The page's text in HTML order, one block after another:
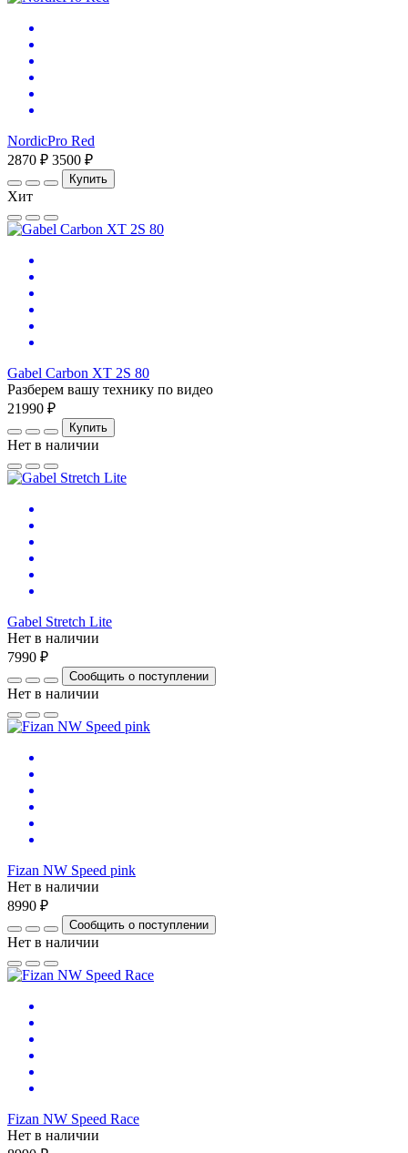
NordicPro Red
2870 ₽ 3500 ₽
Купить
Хит
Gabel Carbon XT 2S 80
Разберем вашу технику по видео
21990 ₽
Купить
Нет в наличии
Gabel Stretch Lite
Нет в наличии
7990 ₽
Сообщить о поступлении
Нет в наличии
Fizan NW Speed pink
Нет в наличии
8990 ₽
Сообщить о поступлении
Нет в наличии
Fizan NW Speed Race
Нет в наличии